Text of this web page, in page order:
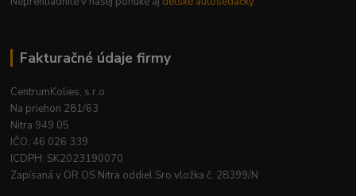
Fakturačné údaje firmy
CentrumKolies, s.r.o.
Na priehon 281/63
Nitra 949 05
IČO: 46 026 339
ICDPH: SK2023190070
Zapísaná v OR OS Nitra oddiel Sro vložka č. 28399/N